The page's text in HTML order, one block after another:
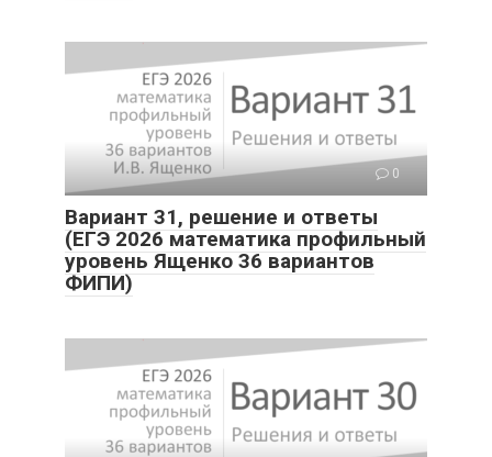
0
Вариант 31, решение и ответы
(ЕГЭ 2026 математика профильный
уровень Ященко 36 вариантов
ФИПИ)